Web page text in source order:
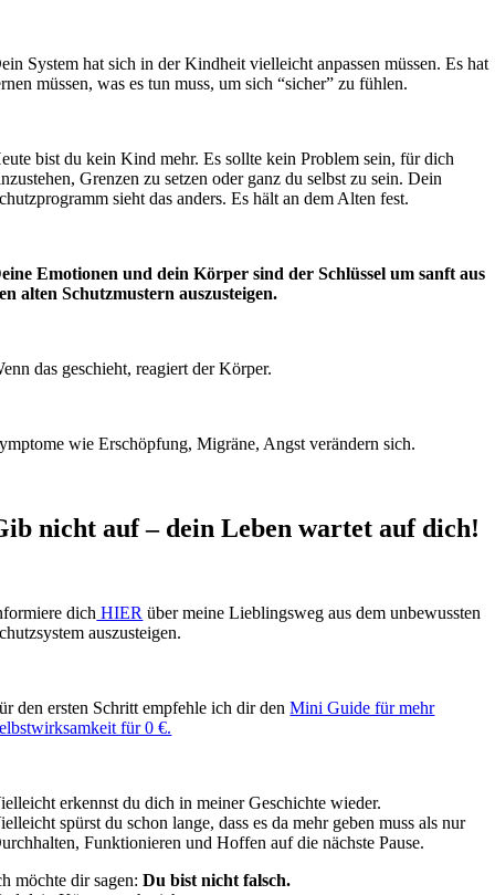
System hat sich in der Kindheit vielleicht anpassen müssen. Es hat
müssen, was es tun muss, um sich “sicher” zu fühlen.
bist du kein Kind mehr. Es sollte kein Problem sein, für dich
Grenzen zu setzen oder ganz du selbst zu sein. Dein
sieht das anders. Es hält an dem Alten fest.
Emotionen und dein Körper sind der Schlüssel um sanft aus
alten Schutzmustern auszusteigen.
das geschieht, reagiert der Körper.
wie Erschöpfung, Migräne, Angst verändern sich.
nicht auf – dein Leben wartet auf dich!
dich HIER über meine Lieblingsweg aus dem unbewussten
auszusteigen.
den ersten Schritt empfehle ich dir denMini Guide für mehr
für 0 €.
erkennst du dich in meiner Geschichte wieder.
spürst du schon lange, dass es da mehr geben muss als nur
Funktionieren und Hoffen auf die nächste Pause.
möchte dir sagen:Du bist nicht falsch.